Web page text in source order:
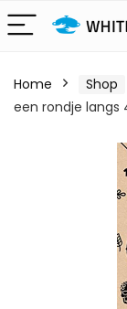
Home Shop
een rondje langs